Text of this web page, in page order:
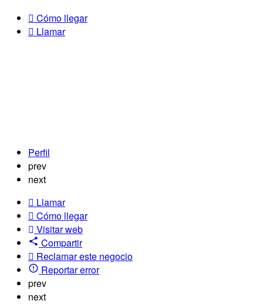
Cómo llegar
Llamar
Perfil
prev
next
Llamar
Cómo llegar
Visitar web
Compartir
Reclamar este negocio
Reportar error
prev
next